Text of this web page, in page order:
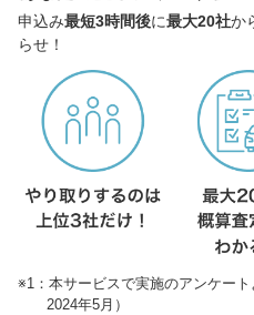
申込み最短3時間後に最大20社か
らせ！
※1：本サービスで実施のアンケー
2024年5月）